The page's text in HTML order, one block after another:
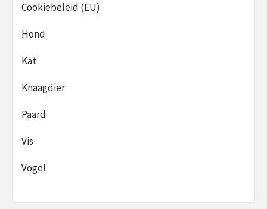
Cookiebeleid (EU)
Hond
Kat
Knaagdier
Paard
Vis
Vogel